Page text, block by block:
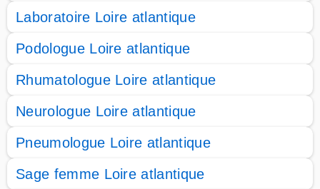
Laboratoire Loire atlantique
Podologue Loire atlantique
Rhumatologue Loire atlantique
Neurologue Loire atlantique
Pneumologue Loire atlantique
Sage femme Loire atlantique